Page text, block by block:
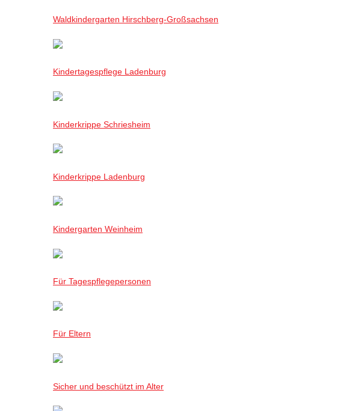
Waldkindergarten Hirschberg-Großsachsen
Kindertagespflege Ladenburg
Kinderkrippe Schriesheim
Kinderkrippe Ladenburg
Kindergarten Weinheim
Für Tagespflegepersonen
Für Eltern
Sicher und beschützt im Alter